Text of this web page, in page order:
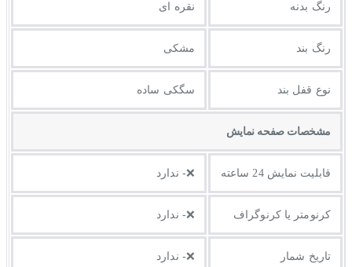
رنگ بدنه نقره ای
رنگ بند مشکی
نوع قفل بند سگکی ساده
مشخصات صفحه نمايش
قابلیت نمایش 24 ساعته ❌- ندارد
کرنومتر یا کرنوگراف ❌- ندارد
تاریخ شمار ❌- ندارد